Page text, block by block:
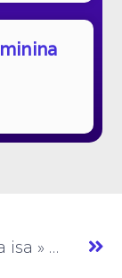
Mundo da isa » Moda Feminina » CE » (#AM361)